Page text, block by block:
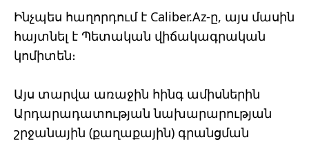
Ինչպես հաղորդում է Caliber.Az-ը, այս մասին
հայտնել է Պետական ​​վիճակագրական
կոմիտեն։
Այս տարվա առաջին հինգ ամիսներին
Արդարադատության նախարարության
շրջանային (քաղաքային) գրանցման